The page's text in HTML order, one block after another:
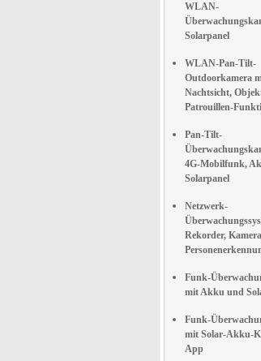
WLAN-
Solarpanel
WLAN-Pan-Tilt-
Outdoorkamera
Nachtsicht,
Patrouillen-
Pan-Tilt-
4G-Mobilfunk,
Solarpanel
Netzwerk-
Rekorder,
Funk-
mit Akku und
Funk-
mit Solar-Akku-
App